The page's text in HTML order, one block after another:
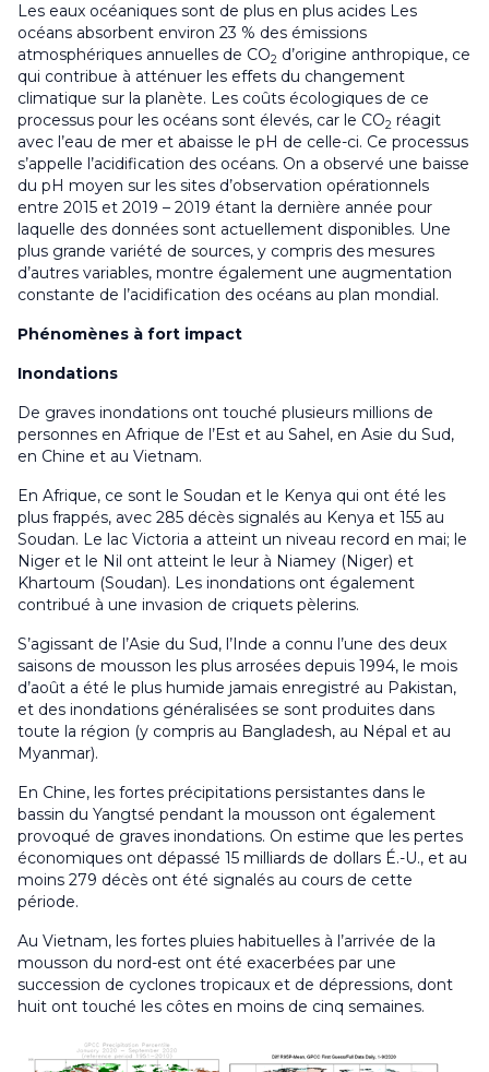
Les eaux océaniques sont de plus en plus acides Les
océans absorbent environ 23 % des émissions
atmosphériques annuelles de CO2 d’origine anthropique, ce
qui contribue à atténuer les effets du changement
climatique sur la planète. Les coûts écologiques de ce
processus pour les océans sont élevés, car le CO2 réagit
avec l’eau de mer et abaisse le pH de celle-ci. Ce processus
s’appelle l’acidification des océans. On a observé une baisse
du pH moyen sur les sites d’observation opérationnels
entre 2015 et 2019 – 2019 étant la dernière année pour
laquelle des données sont actuellement disponibles. Une
plus grande variété de sources, y compris des mesures
d’autres variables, montre également une augmentation
constante de l’acidification des océans au plan mondial.
Phénomènes à fort impact
Inondations
De graves inondations ont touché plusieurs millions de
personnes en Afrique de l’Est et au Sahel, en Asie du Sud,
en Chine et au Vietnam.
En Afrique, ce sont le Soudan et le Kenya qui ont été les
plus frappés, avec 285 décès signalés au Kenya et 155 au
Soudan. Le lac Victoria a atteint un niveau record en mai; le
Niger et le Nil ont atteint le leur à Niamey (Niger) et
Khartoum (Soudan). Les inondations ont également
contribué à une invasion de criquets pèlerins.
S’agissant de l’Asie du Sud, l’Inde a connu l’une des deux
saisons de mousson les plus arrosées depuis 1994, le mois
d’août a été le plus humide jamais enregistré au Pakistan,
et des inondations généralisées se sont produites dans
toute la région (y compris au Bangladesh, au Népal et au
Myanmar).
En Chine, les fortes précipitations persistantes dans le
bassin du Yangtsé pendant la mousson ont également
provoqué de graves inondations. On estime que les pertes
économiques ont dépassé 15 milliards de dollars É.-U., et au
moins 279 décès ont été signalés au cours de cette
période.
Au Vietnam, les fortes pluies habituelles à l’arrivée de la
mousson du nord-est ont été exacerbées par une
succession de cyclones tropicaux et de dépressions, dont
huit ont touché les côtes en moins de cinq semaines.